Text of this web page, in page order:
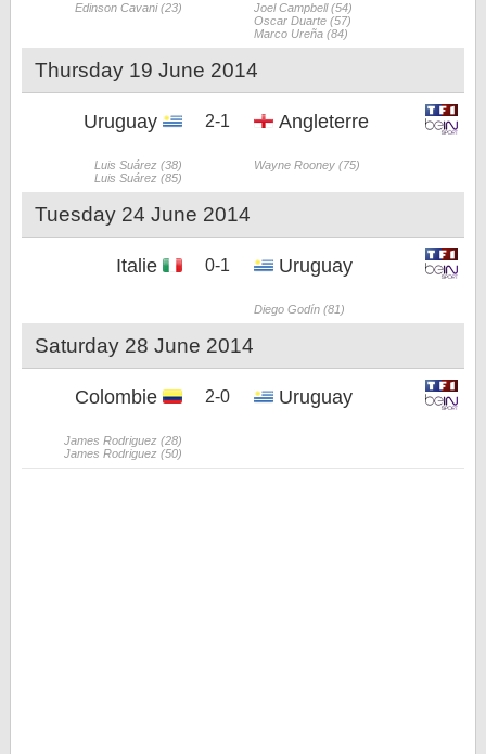
Edinson Cavani (23)
Joel Campbell (54)
Oscar Duarte (57)
Marco Ureña (84)
Thursday 19 June 2014
Uruguay 2-1 Angleterre
Luis Suárez (38)
Luis Suárez (85)
Wayne Rooney (75)
Tuesday 24 June 2014
Italie 0-1 Uruguay
Diego Godín (81)
Saturday 28 June 2014
Colombie 2-0 Uruguay
James Rodriguez (28)
James Rodriguez (50)